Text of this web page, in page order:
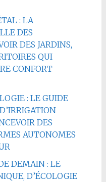
: LA
DES
DES JARDINS,
QUI
CONFORT
: LE GUIDE
DES
AUTONOMES
DEMAIN : LE
D’ÉCOLOGIE